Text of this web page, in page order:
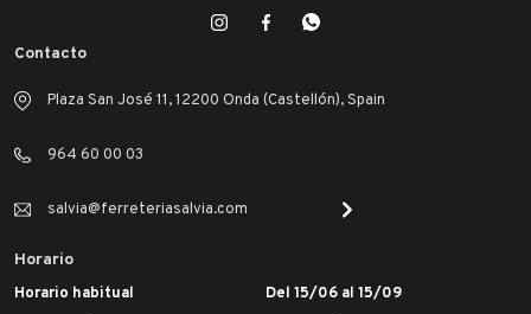
Contacto
Plaza San José 11, 12200 Onda (Castellón), Spain
964 60 00 03
salvia@ferreteriasalvia.com
Horario
Horario habitual
Del 15/06 al 15/09